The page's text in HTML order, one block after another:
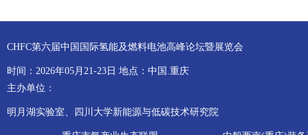
CHFC第六届中国国际氢能及燃料电池高峰论坛暨展览会
时间：2026年05月21-23日 地点：中国.重庆
主办单位：
明月湖实验室、四川大学新能源与低碳技术研究院